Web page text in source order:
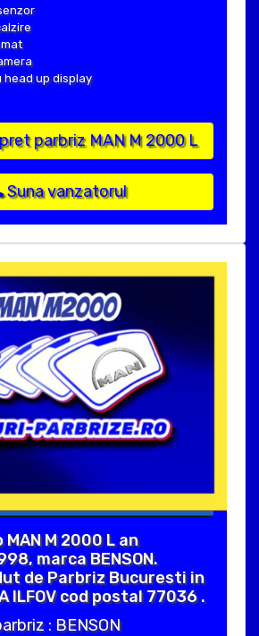
head up display
parbriz MAN M 2000 L
Suna vanzatorul
M 2000 L an
marca BENSON.
de Parbriz Bucuresti in
ILFOV cod postal 77036 .
: BENSON